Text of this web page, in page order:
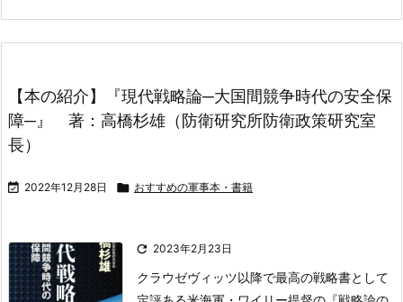
【本の紹介】『現代戦略論─大国間競争時代の安全保
障─』 著：高橋杉雄（防衛研究所防衛政策研究室
長）
 2022年12月28日  おすすめの軍事本・書籍
 2023年2月23日
クラウゼヴィッツ以降で最高の戦略書として